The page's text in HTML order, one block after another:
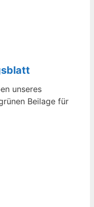
unseres
Beilage für